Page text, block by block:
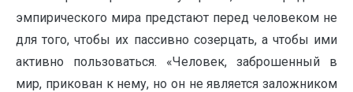
эмпирического мира предстают перед человеком не
для того, чтобы их пассивно созерцать, а чтобы ими
активно пользоваться. «Человек, заброшенный в
мир, прикован к нему, но он не является заложником